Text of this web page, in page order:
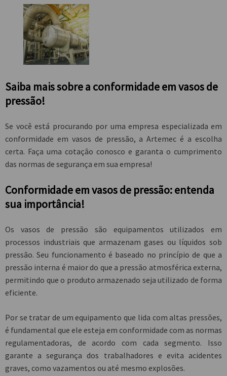
Saiba mais sobre a conformidade em vasos de
pressão!
Se você está procurando por uma empresa especializada em
conformidade em vasos de pressão, a Artemec é a escolha
certa. Faça uma cotação conosco e garanta o cumprimento
das normas de segurança em sua empresa!
conformidade em vasos de pressão: entenda
sua importância!
Os vasos de pressão são equipamentos utilizados em
processos industriais que armazenam gases ou líquidos sob
pressão. Seu funcionamento é baseado no princípio de que a
pressão interna é maior do que a pressão atmosférica externa,
permitindo que o produto armazenado seja utilizado de forma
eficiente.
Por se tratar de um equipamento que lida com altas pressões,
é fundamental que ele esteja em conformidade com as normas
regulamentadoras, de acordo com cada segmento. Isso
garante a segurança dos trabalhadores e evita acidentes
graves, como vazamentos ou até mesmo explosões.